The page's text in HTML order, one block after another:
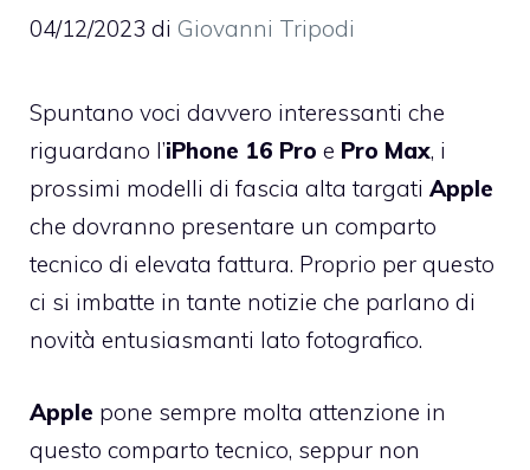
04/12/2023 di Giovanni Tripodi
Spuntano voci davvero interessanti che
riguardano l’iPhone 16 Pro e Pro Max, i
prossimi modelli di fascia alta targati Apple
che dovranno presentare un comparto
tecnico di elevata fattura. Proprio per questo
ci si imbatte in tante notizie che parlano di
novità entusiasmanti lato fotografico.
Apple pone sempre molta attenzione in
questo comparto tecnico, seppur non